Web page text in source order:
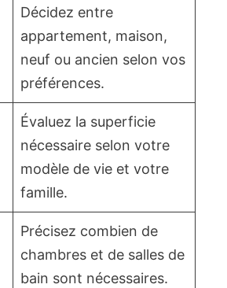
Décidez entre
appartement, maison,
neuf ou ancien selon vos
préférences.
Évaluez la superficie
nécessaire selon votre
modèle de vie et votre
famille.
Précisez combien de
chambres et de salles de
bain sont nécessaires.